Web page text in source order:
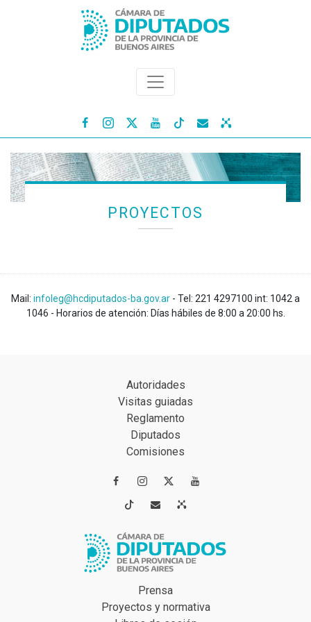
   
PROYECTOS
Mail: infoleg@hcdiputados-ba.gov.ar - Tel: 221 4297100 int: 1042 a
1046 - Horarios de atención: Días hábiles de 8:00 a 20:00 hs.
Autoridades
Visitas guiadas
Reglamento
Diputados
Comisiones
 
 
Prensa
Proyectos y normativa